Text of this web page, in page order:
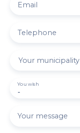
Email
Telephone
Your municipality
-
You wish
Your message